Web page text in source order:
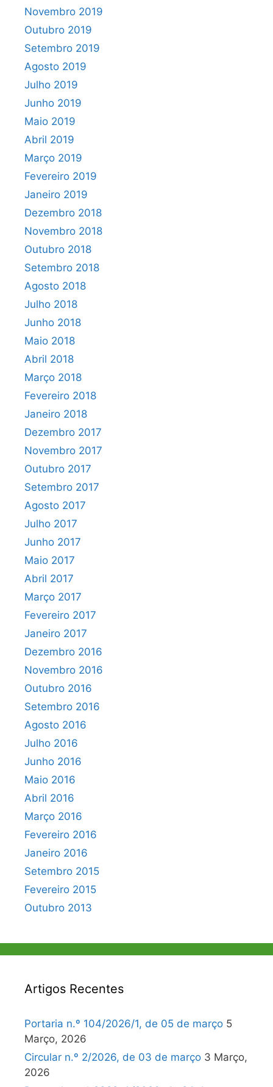
Novembro 2019
Outubro 2019
Setembro 2019
Agosto 2019
Julho 2019
Junho 2019
Maio 2019
Abril 2019
Março 2019
Fevereiro 2019
Janeiro 2019
Dezembro 2018
Novembro 2018
Outubro 2018
Setembro 2018
Agosto 2018
Julho 2018
Junho 2018
Maio 2018
Abril 2018
Março 2018
Fevereiro 2018
Janeiro 2018
Dezembro 2017
Novembro 2017
Outubro 2017
Setembro 2017
Agosto 2017
Julho 2017
Junho 2017
Maio 2017
Abril 2017
Março 2017
Fevereiro 2017
Janeiro 2017
Dezembro 2016
Novembro 2016
Outubro 2016
Setembro 2016
Agosto 2016
Julho 2016
Junho 2016
Maio 2016
Abril 2016
Março 2016
Fevereiro 2016
Janeiro 2016
Setembro 2015
Fevereiro 2015
Outubro 2013
Artigos Recentes
Portaria n.º 104/2026/1, de 05 de março 5
Março, 2026
Circular n.º 2/2026, de 03 de março 3 Março,
2026